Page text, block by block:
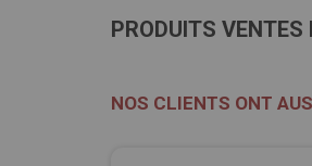
PRODUITS VENTES
NOS CLIENTS ONT